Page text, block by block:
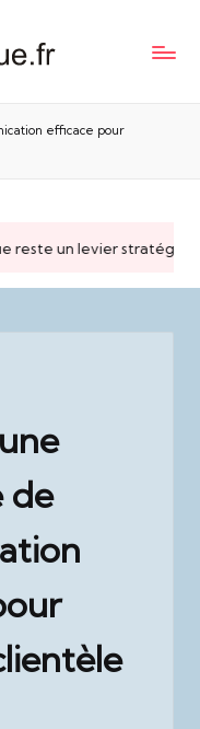
efficace pour
un levier stratégique
de